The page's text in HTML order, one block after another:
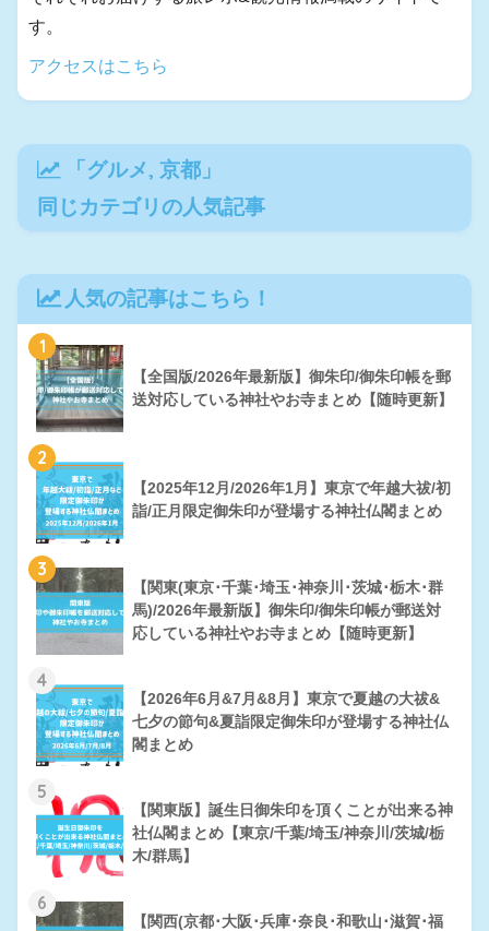
す。
アクセスはこちら
「グルメ, 京都 」
同じカテゴリの人気記事
人気の記事はこちら！
1
【全国版/2026年最新版】御朱印/御朱印帳を郵
送対応している神社やお寺まとめ【随時更新】
2
【2025年12月/2026年1月】東京で年越大祓/初
詣/正月限定御朱印が登場する神社仏閣まとめ
3
【関東(東京･千葉･埼玉･神奈川･茨城･栃木･群
馬)/2026年最新版】御朱印/御朱印帳が郵送対
応している神社やお寺まとめ【随時更新】
4
【2026年6月&7月&8月】東京で夏越の大祓&
七夕の節句&夏詣限定御朱印が登場する神社仏
閣まとめ
5
【関東版】誕生日御朱印を頂くことが出来る神
社仏閣まとめ【東京/千葉/埼玉/神奈川/茨城/栃
木/群馬】
6
【関西(京都･大阪･兵庫･奈良･和歌山･滋賀･福